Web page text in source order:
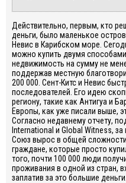
Действительно, первым, кто
деньги, было маленькое
Невис в Карибском море.
можно купить двумя
недвижимость на сумму не
поддержав местную
200 000. Сент-Китс и Невис
последователей. Его идею
региону, такие как Антигуа и
Европы, как уже писали выше,
Согласно недавнему отчету,
International и Global Witness,
Союз вырос в общей
граждане, которые просто
того, почти 100 000 люди
проживания в одной из стран,
заплатив за это большие деньги.